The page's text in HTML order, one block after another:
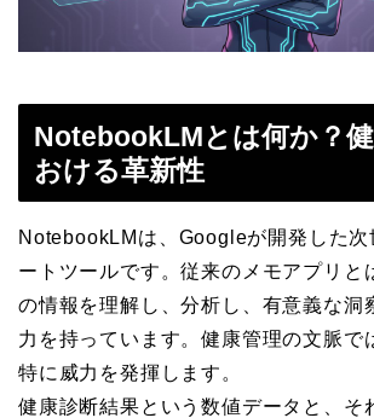
NotebookLMとは何か？
おける革新性
NotebookLMは、Googleが開発した次
ートツールです。従来のメモアプリと
の情報を理解し、分析し、有意義な洞
力を持っています。健康管理の文脈で
特に威力を発揮します。
健康診断結果という数値データと、そ